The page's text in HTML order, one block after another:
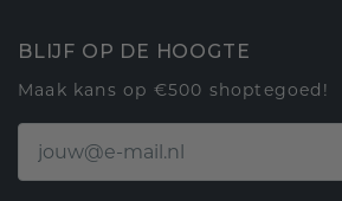
BLIJF OP DE HOOGTE
Maak kans op €500 shoptegoed!